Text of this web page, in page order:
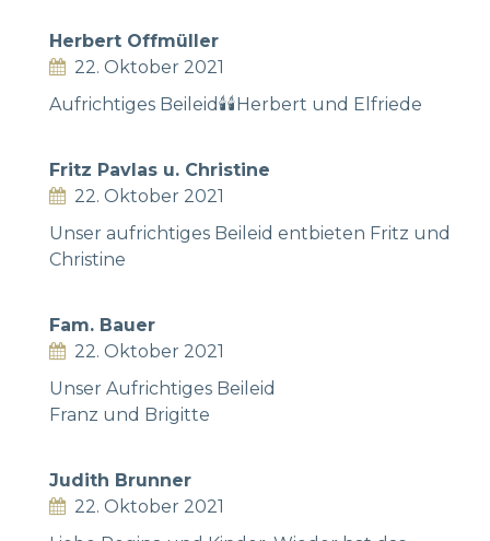
Herbert Offmüller
22. Oktober 2021
Aufrichtiges Beileid🕯🕯Herbert und Elfriede
Fritz Pavlas u. Christine
22. Oktober 2021
Unser aufrichtiges Beileid entbieten Fritz und
Christine
Fam. Bauer
22. Oktober 2021
Unser Aufrichtiges Beileid
Franz und Brigitte
Judith Brunner
22. Oktober 2021